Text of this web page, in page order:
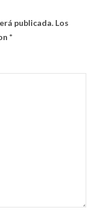
publicada. Los
*